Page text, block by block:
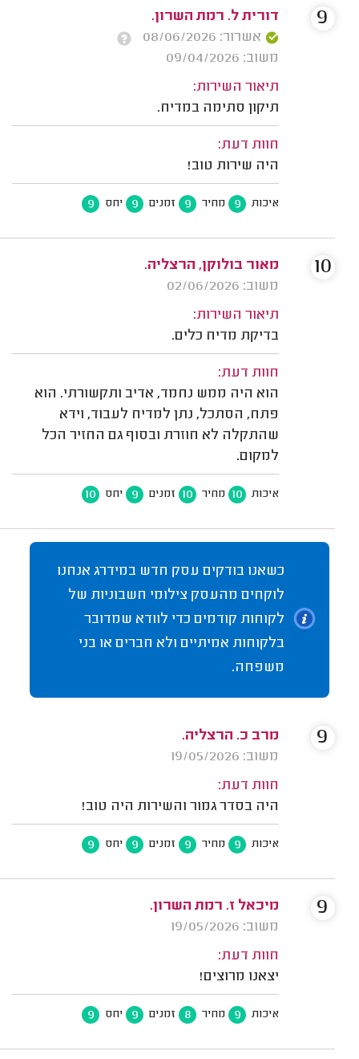
דורית ל. רמת השרון.
אשרור: 08/06/2026
משוב: 09/04/2026
תיאור השירות:
תיקון סתימה במדיח.
חוות דעת:
היה שירות טוב!
איכות 9 מחיר 9 זמנים 9 יחס 9
9
מאור בולוקן, הרצליה.
משוב: 02/06/2026
תיאור השירות:
בדיקת מדיח כלים.
חוות דעת:
הוא היה ממש נחמד, אדיב ותקשורתי. הוא
פתח, הסתכל, נתן למדיח לעבוד, וידא
שהתקלה לא חוזרת ובסוף גם החזיר הכל
למקום.
איכות 10 מחיר 10 זמנים 9 יחס 10
10
כשאנו בודקים עסק חדש במידרג אנחנו
לוקחים מהעסק צילומי חשבוניות של
לקוחות קודמים כדי לוודא שמדובר
בלקוחות אמיתיים ולא חברים או בני
משפחה.
מרב כ. הרצליה.
משוב: 19/05/2026
חוות דעת:
היה בסדר גמור והשירות היה טוב!
איכות 9 מחיר 9 זמנים 9 יחס 9
9
מיכאל ז. רמת השרון.
משוב: 19/05/2026
חוות דעת:
יצאנו מרוצים!
איכות 9 מחיר 8 זמנים 9 יחס 9
9